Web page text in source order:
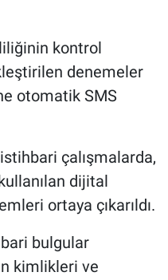
kontrol
denemeler
otomatik SMS
çalışmalarda,
dijital
ortaya çıkarıldı.
bulgular
kimlikleri ve